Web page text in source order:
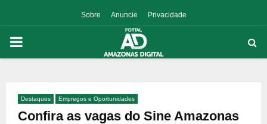
Sobre Anuncie Privacidade
PRIMARY
Destaques Empregos e Oportunidades
Confira as vagas do Sine Amazonas